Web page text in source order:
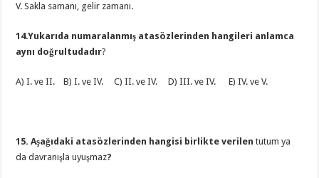
V. Sakla samanı, gelir zamanı.
14.Yukarıda numaralanmış atasözlerinden hangileri anlamca
aynı doğrultudadır?
A) I. ve II. B) I. ve IV. C) II. ve IV. D) III. ve IV. E) IV. ve V.
15. Aşağıdaki atasözlerinden hangisi birlikte verilen tutum ya
da davranışla uyuşmaz?